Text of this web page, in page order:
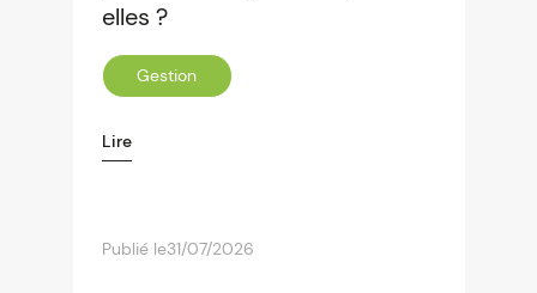
elles ?
Gestion
Lire
Publié le31/07/2026